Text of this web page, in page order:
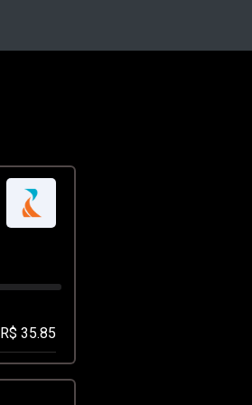
R$ 35.85